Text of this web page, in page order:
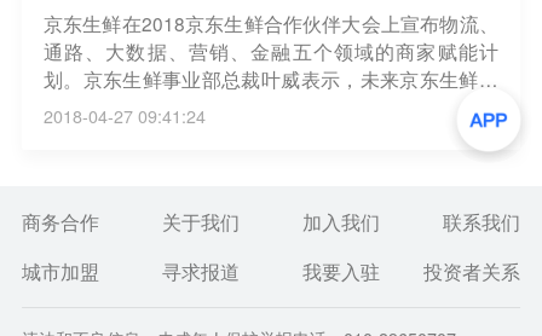
京东生鲜在2018京东生鲜合作伙伴大会上宣布物流、
通路、大数据、营销、金融五个领域的商家赋能计
划。京东生鲜事业部总裁叶威表示，未来京东生鲜将
在包装、物流和售后等领域不断推进标准化进程，协
助商家打造一系列高附加值的品牌和产品，京东希望
孵化100个年销售额过亿的生鲜品牌。（腾讯科技）
2018-04-27 09:41:24
商务合作 关于我们 加入我们
联系我们
城市加盟
寻求报道 我要入驻 投资者关系